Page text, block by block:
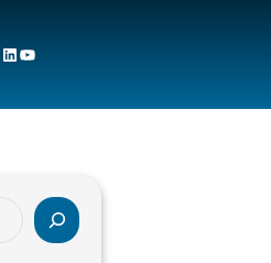
LinkedIn YouTube